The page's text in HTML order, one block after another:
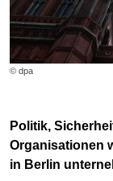
© dpa
Politik,
Organisationen
in Berlin